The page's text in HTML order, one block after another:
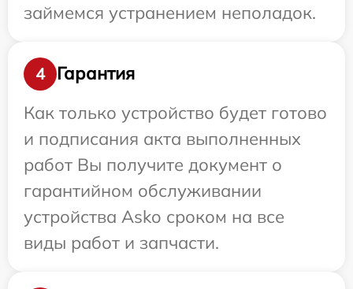
займемся устранением неполадок.
4
Гарантия
Как только устройство будет готово
и подписания акта выполненных
работ Вы получите документ о
гарантийном обслуживании
устройства Asko сроком на все
виды работ и запчасти.